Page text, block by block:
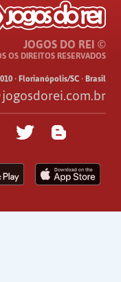
JOGOS DO REI ©
OS DIREITOS RESERVADOS
· Florianópolis/SC · Brasil